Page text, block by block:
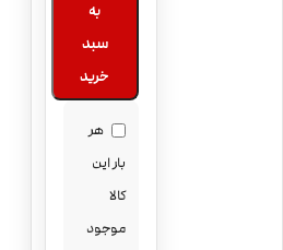
به
سبد
خرید
هر
بار این
کالا
موجود